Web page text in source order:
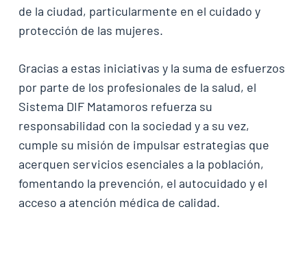
de la ciudad, particularmente en el cuidado y
protección de las mujeres.
Gracias a estas iniciativas y la suma de esfuerzos
por parte de los profesionales de la salud, el
Sistema DIF Matamoros refuerza su
responsabilidad con la sociedad y a su vez,
cumple su misión de impulsar estrategias que
acerquen servicios esenciales a la población,
fomentando la prevención, el autocuidado y el
acceso a atención médica de calidad.